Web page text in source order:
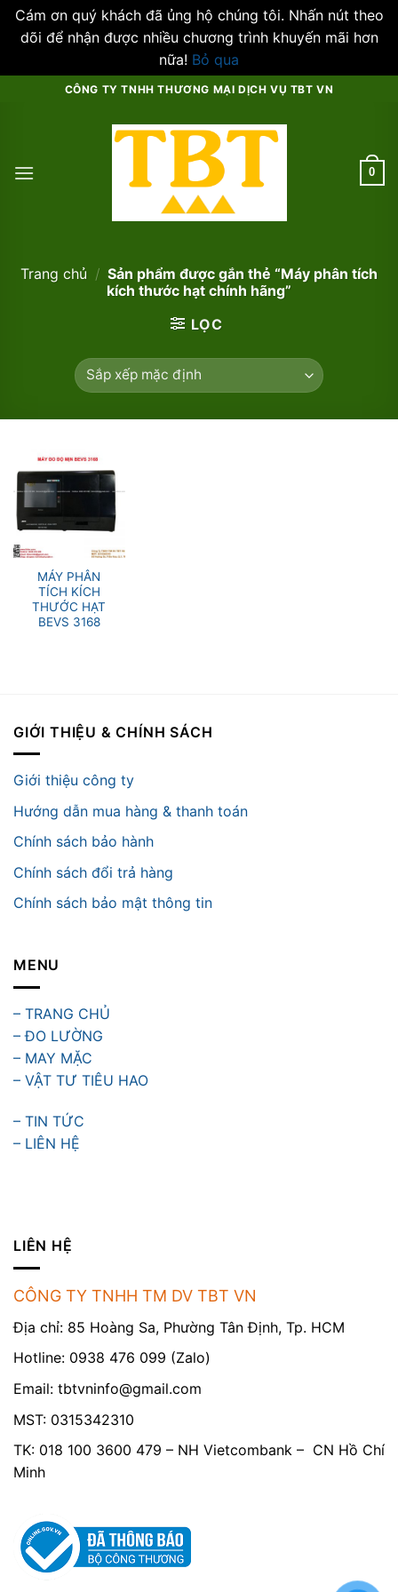
Cám ơn quý khách đã ủng hộ chúng tôi. Nhấn nút theo
dõi để nhận được nhiều chương trình khuyến mãi hơn
nữa! Bỏ qua
CÔNG TY TNHH THƯƠNG MẠI DỊCH VỤ TBT VN
0
Trang chủ / Sản phẩm được gắn thẻ “Máy phân tích
kích thước hạt chính hãng”
LỌC
MÁY PHÂN
TÍCH KÍCH
THƯỚC HẠT
BEVS 3168
GIỚI THIỆU & CHÍNH SÁCH
Giới thiệu công ty
Hướng dẫn mua hàng & thanh toán
Chính sách bảo hành
Chính sách đổi trả hàng
Chính sách bảo mật thông tin
MENU
– TRANG CHỦ
– ĐO LƯỜNG
– MAY MẶC
– VẬT TƯ TIÊU HAO
– TIN TỨC
– LIÊN HỆ
LIÊN HỆ
CÔNG TY TNHH TM DV TBT VN
Địa chỉ: 85 Hoàng Sa, Phường Tân Định, Tp. HCM
Hotline: 0938 476 099 (Zalo)
Email: tbtvninfo@gmail.com
MST: 0315342310
TK: 018 100 3600 479 – NH Vietcombank – CN Hồ Chí
Minh